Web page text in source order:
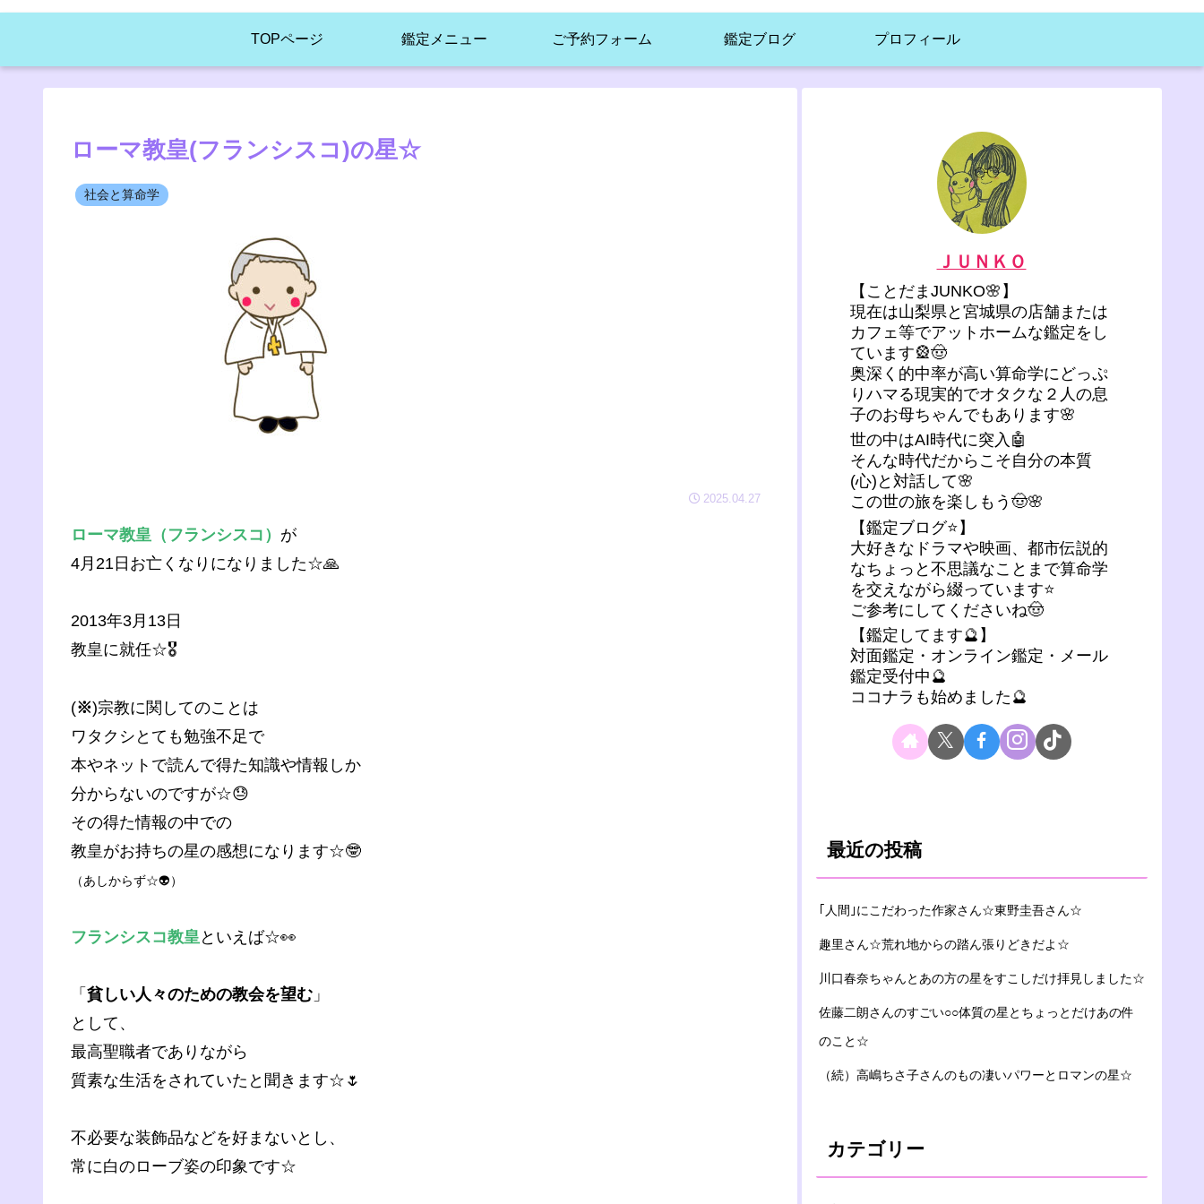
TOPページ 鑑定メニュー ご予約フォーム 鑑定ブログ プロフィール
ローマ教皇(フランシスコ)の星☆
社会と算命学
2025.04.27
ローマ教皇（フランシスコ） が
4月21日お亡くなりになりました☆🙏
2013年3月13日
教皇に就任☆🎖️
(※)宗教に関してのことは
ワタクシとても勉強不足で
本やネットで読んで得た知識や情報しか
分からないのですが☆😓
その得た情報の中での
教皇がお持ちの星の感想になります☆🤓
（あしからず☆👽）
フランシスコ教皇 といえば☆👀
「 貧しい人々のための教会を望む」
として、
最高聖職者でありながら
質素な生活をされていたと聞きます☆🌷
不必要な装飾品などを好まないとし、
常に白のローブ姿の印象です☆
ＪＵＮＫＯ
【ことだまJUNKO🌸】
現在は山梨県と宮城県の店舗または
カフェ等でアットホームな鑑定をし
ています🎡🤠
奥深く的中率が高い算命学にどっぷ
りハマる現実的でオタクな２人の息
子のお母ちゃんでもあります🌸
世の中はAI時代に突入🤖
そんな時代だからこそ自分の本質
(心)と対話して🌸
この世の旅を楽しもう🤠🌸
【鑑定ブログ⭐】
大好きなドラマや映画、都市伝説的
なちょっと不思議なことまで算命学
を交えながら綴っています⭐
ご参考にしてくださいね🤠
【鑑定してます🔮】
対面鑑定・オンライン鑑定・メール
鑑定受付中🔮
ココナラも始めました🔮
最近の投稿
｢人間｣にこだわった作家さん☆東野圭吾さん☆
趣里さん☆荒れ地からの踏ん張りどきだよ☆
川口春奈ちゃんとあの方の星をすこしだけ拝見しました☆
佐藤二朗さんのすごい○○体質の星とちょっとだけあの件
のこと☆
（続）高嶋ちさ子さんのもの凄いパワーとロマンの星☆
カテゴリー